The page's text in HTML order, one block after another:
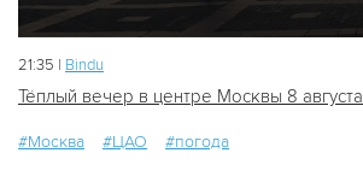
21:35 | Bindu
Тёплый вечер в центре Москвы 8 августа
#Москва #ЦАО #погода